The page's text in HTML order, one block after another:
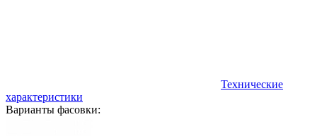
Технические
характеристики
Варианты фасовки: